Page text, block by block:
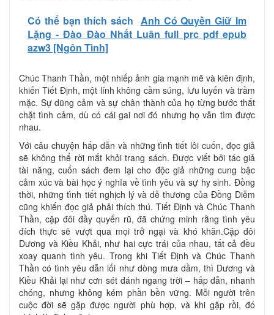
Có thể bạn thích sách
Anh Có Quyền Giữ Im
Lặng - Đào Đào Nhất Luân full prc pdf epub
azw3 [Ngôn Tình]
Chúc Thanh Thần, một nhiếp ảnh gia mạnh mẽ và kiên định,
khiến Tiết Định, một lính không cầm súng, lưu luyến và trầm
mặc. Sự dũng cảm và sự chân thành của họ từng bước thắt
chặt tình cảm, dù có cái gai nơi đó nhưng họ vẫn tìm được
nhau.
Với câu chuyện hấp dẫn và những tình tiết lôi cuốn, đọc giả
sẽ không thể rời mắt khỏi trang sách. Được viết bởi tác giả
tài năng, cuốn sách đem lại cho độc giả những cung bậc
cảm xúc và bài học ý nghĩa về tình yêu và sự hy sinh. Đồng
thời, những tình tiết nghịch lý và dễ thương của Đồng Diễm
cũng khiến đọc giả phải thích thú. Tiết Định và Chúc Thanh
Thần, cặp đôi đầy quyến rũ, đã chứng minh rằng tình yêu
đích thực sẽ vượt qua mọi trở ngại và khó khăn.Cặp đôi
Dương và Kiều Khải, như hai cực trái của nhau, tất cả đều
xoay quanh tình yêu. Trong khi Tiết Định và Chúc Thanh
Thần có tình yêu dẫn lối như dòng mưa dầm, thì Dương và
Kiều Khải lại như cơn sét đánh ngang trời – hấp dẫn, nhanh
chóng, nhưng không kém phần bền vững. Mỗi người trên
cuộc đời sẽ gặp được người phù hợp, và khi gặp rồi, đó